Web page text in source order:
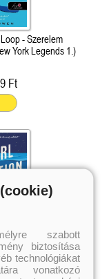
31.
Bad Girl Reputation
lány (Avalon Bay 2.)
Elle Kennedy
- Szerelem
York Legends 1.)
Ft
- A zűrös lány
szabott
biztosítása
technológiákat
vonatkozó